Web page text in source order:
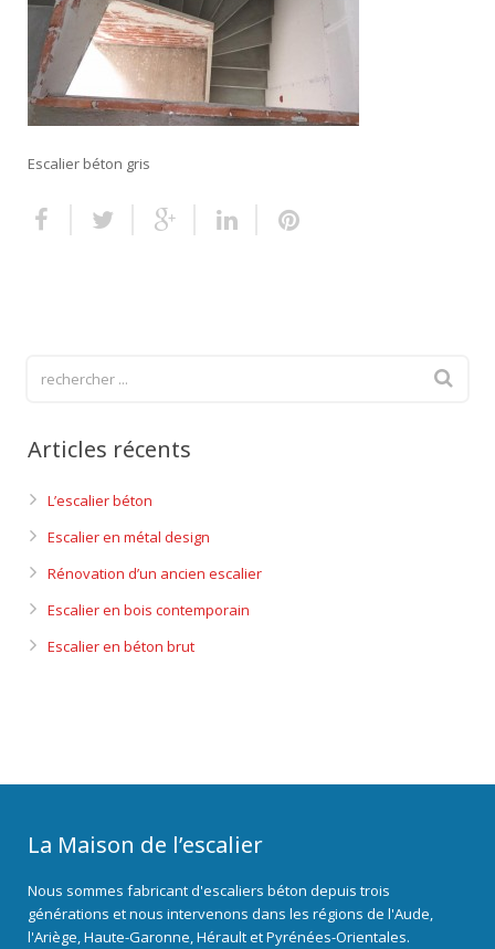
Escalier extérieur
Finitions pour escalier
Escalier béton gris
Articles récents
L’escalier béton
Escalier en métal design
Rénovation d’un ancien escalier
Escalier en bois contemporain
Escalier en béton brut
La Maison de l’escalier
Nous sommes fabricant d'escaliers béton depuis trois
générations et nous intervenons dans les régions de l'Aude,
l'Ariège, Haute-Garonne, Hérault et Pyrénées-Orientales.